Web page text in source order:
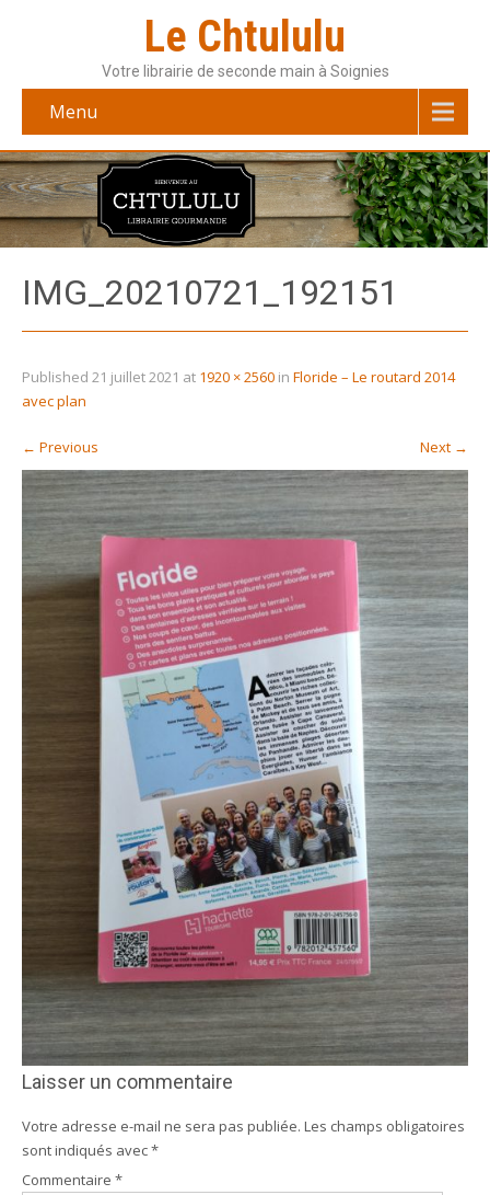
Le Chtululu
Votre librairie de seconde main à Soignies
Menu
IMG_20210721_192151
Published 21 juillet 2021 at 1920 × 2560 in Floride – Le routard 2014
avec plan
← Previous Next →
Laisser un commentaire
Votre adresse e-mail ne sera pas publiée. Les champs obligatoires
sont indiqués avec*
Commentaire *